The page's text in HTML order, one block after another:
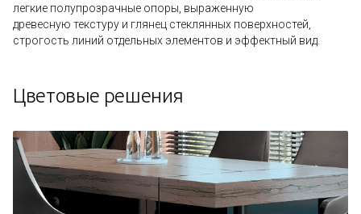
легкие полупрозрачные опоры, выраженную
древесную текстуру и глянец стеклянных поверхностей,
строгость линий отдельных элементов и эффектный вид.
Цветовые решения